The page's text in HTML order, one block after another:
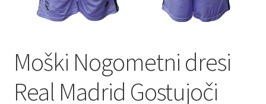
Moški Nogometni dresi
Real Madrid Gostujoči